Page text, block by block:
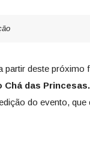
partir deste próximo
Chá das Princesas.
do evento, que